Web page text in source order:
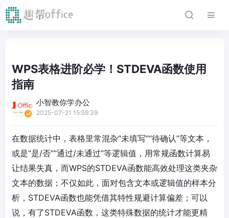
WPS表格进阶必学！STDEVA函数使用
指南
小智教你学办公
2025-07-21 15:59:39
在数据统计中，表格里常混杂“未填写”“待确认”等文本，
或是“是/否”“通过/未通过”等逻辑值，用常规函数计算易
让结果失真，而WPS的STDEVA函数能高效处理这类夹杂
文本的数据；不仅如此，面对包含文本或逻辑值的样本分
析，STDEVA函数也能凭借其特性规避计算偏差；可以
说，有了STDEVA函数，这类特殊数据的统计才能更精